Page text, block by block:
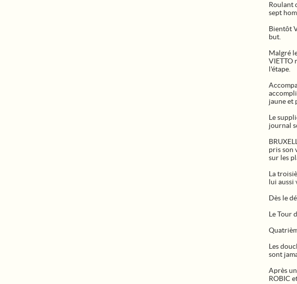
Roulant
sept
Bientôt
but.
Malgré
VIETTO
l'étape.
jaune et
Le
journal
pris son
sur les
La
lui aussi
Dès le
Le Tour
Les
sont
Après
ROBIC